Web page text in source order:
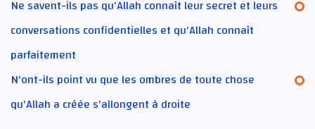
Ne savent-ils pas qu'Allah connaît leur secret et leurs
conversations confidentielles et qu'Allah connaît
parfaitement
N'ont-ils point vu que les ombres de toute chose
qu'Allah a créée s'allongent à droite